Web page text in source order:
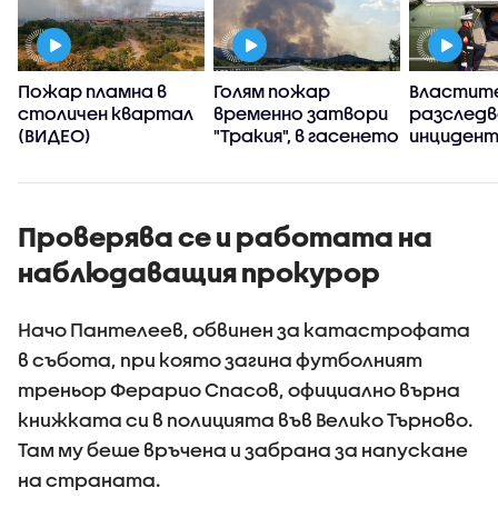
Пожар пламна в
столичен квартал
(ВИДЕО)
Голям пожар
временно затвори
"Тракия", в гасенето
хеликоптера
Тръмп и
Проверява се и работата на
наблюдаващия прокурор
Начо Пантелеев, обвинен за катастрофата
в събота, при която загина футболният
треньор Ферарио Спасов, официално върна
книжката си в полицията във Велико Търново.
Там му беше връчена и забрана за напускане
на страната.